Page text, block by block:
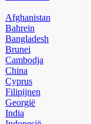
Afghanistan
Bahrein
Bangladesh
Brunei
Cambodja
China
Cyprus
Filipijnen
Georgië
India